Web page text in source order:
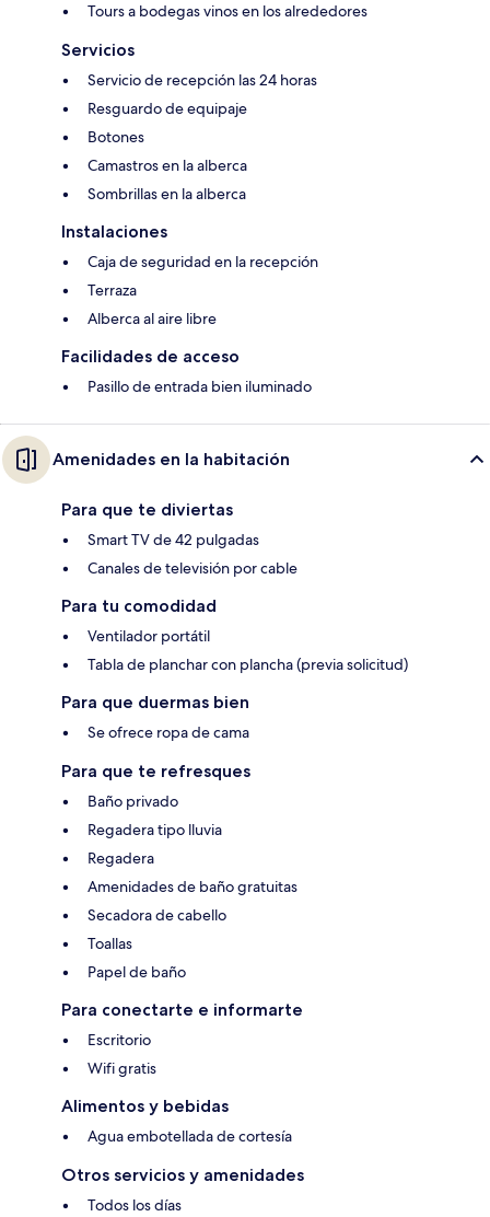
Tours a bodegas vinos en los alrededores
Servicios
Servicio de recepción las 24 horas
Resguardo de equipaje
Botones
Camastros en la alberca
Sombrillas en la alberca
Instalaciones
Caja de seguridad en la recepción
Terraza
Alberca al aire libre
Facilidades de acceso
Pasillo de entrada bien iluminado
Amenidades en la habitación
Para que te diviertas
Smart TV de 42 pulgadas
Canales de televisión por cable
Para tu comodidad
Ventilador portátil
Tabla de planchar con plancha (previa solicitud)
Para que duermas bien
Se ofrece ropa de cama
Para que te refresques
Baño privado
Regadera tipo lluvia
Regadera
Amenidades de baño gratuitas
Secadora de cabello
Toallas
Papel de baño
Para conectarte e informarte
Escritorio
Wifi gratis
Alimentos y bebidas
Agua embotellada de cortesía
Otros servicios y amenidades
Todos los días